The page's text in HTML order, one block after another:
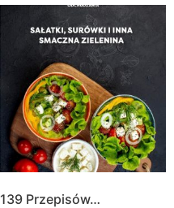
139 Przepisów…